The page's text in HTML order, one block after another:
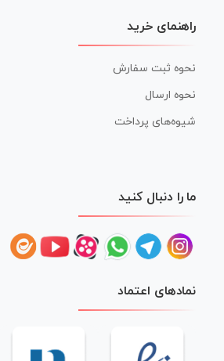
راهنمای خرید
نحوه ثبت سفارش
نحوه ارسال
شیوه‌های پرداخت
ما را دنبال کنید
نمادهای اعتماد